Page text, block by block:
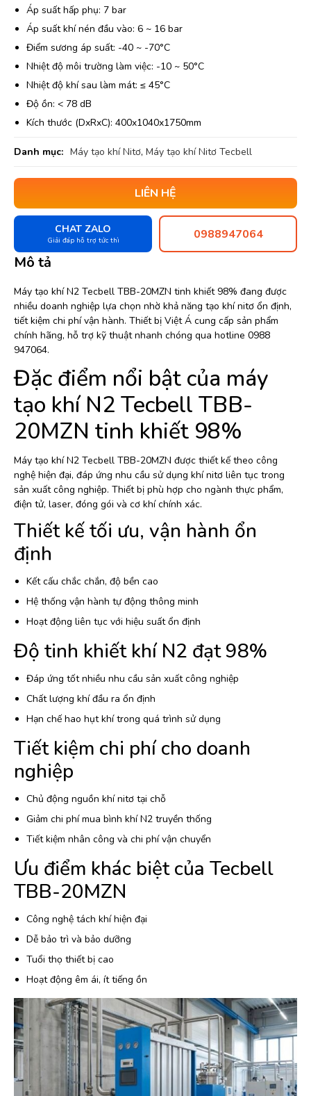
Áp suất hấp phụ: 7 bar
Áp suất khí nén đầu vào: 6 ~ 16 bar
Điểm sương áp suất: -40 ~ -70°C
Nhiệt độ môi trường làm việc: -10 ~ 50°C
Nhiệt độ khí sau làm mát: ≤ 45°C
Độ ồn: < 78 dB
Kích thước (DxRxC): 400x1040x1750mm
Danh mục: Máy tạo khí Nitơ, Máy tạo khí Nitơ Tecbell
LIÊN HỆ
CHAT ZALO
Giải đáp hỗ trợ tức thì 0988947064
Mô tả
Máy tạo khí N2 Tecbell TBB-20MZN tinh khiết 98% đang được
nhiều doanh nghiệp lựa chọn nhờ khả năng tạo khí nitơ ổn định,
tiết kiệm chi phí vận hành. Thiết bị Việt Á cung cấp sản phẩm
chính hãng, hỗ trợ kỹ thuật nhanh chóng qua hotline 0988
947064.
Đặc điểm nổi bật của máy
tạo khí N2 Tecbell TBB-
20MZN tinh khiết 98%
Máy tạo khí N2 Tecbell TBB-20MZN được thiết kế theo công
nghệ hiện đại, đáp ứng nhu cầu sử dụng khí nitơ liên tục trong
sản xuất công nghiệp. Thiết bị phù hợp cho ngành thực phẩm,
điện tử, laser, đóng gói và cơ khí chính xác.
Thiết kế tối ưu, vận hành ổn
định
Kết cấu chắc chắn, độ bền cao
Hệ thống vận hành tự động thông minh
Hoạt động liên tục với hiệu suất ổn định
Độ tinh khiết khí N2 đạt 98%
Đáp ứng tốt nhiều nhu cầu sản xuất công nghiệp
Chất lượng khí đầu ra ổn định
Hạn chế hao hụt khí trong quá trình sử dụng
Tiết kiệm chi phí cho doanh
nghiệp
Chủ động nguồn khí nitơ tại chỗ
Giảm chi phí mua bình khí N2 truyền thống
Tiết kiệm nhân công và chi phí vận chuyển
Ưu điểm khác biệt của Tecbell
TBB-20MZN
Công nghệ tách khí hiện đại
Dễ bảo trì và bảo dưỡng
Tuổi thọ thiết bị cao
Hoạt động êm ái, ít tiếng ồn